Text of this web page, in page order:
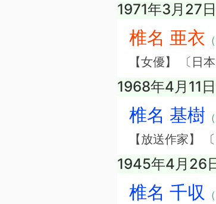
1971年3月27
椎名 亜衣
【女優】 〔日
1968年4月11
椎名 基樹
【放送作家】
1945年4月26
椎名 千収